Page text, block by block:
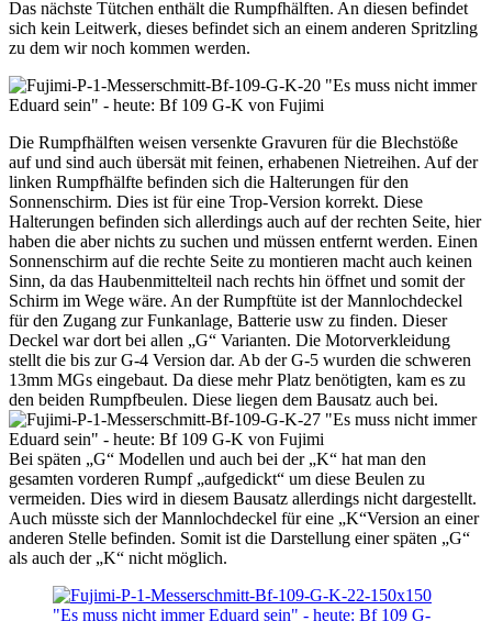
Das nächste Tütchen enthält die Rumpfhälften. An diesen befindet
sich kein Leitwerk, dieses befindet sich an einem anderen Spritzling
zu dem wir noch kommen werden.
Die Rumpfhälften weisen versenkte Gravuren für die Blechstöße
auf und sind auch übersät mit feinen, erhabenen Nietreihen. Auf der
linken Rumpfhälfte befinden sich die Halterungen für den
Sonnenschirm. Dies ist für eine Trop-Version korrekt. Diese
Halterungen befinden sich allerdings auch auf der rechten Seite, hier
haben die aber nichts zu suchen und müssen entfernt werden. Einen
Sonnenschirm auf die rechte Seite zu montieren macht auch keinen
Sinn, da das Haubenmittelteil nach rechts hin öffnet und somit der
Schirm im Wege wäre. An der Rumpftüte ist der Mannlochdeckel
für den Zugang zur Funkanlage, Batterie usw zu finden. Dieser
Deckel war dort bei allen „G“ Varianten. Die Motorverkleidung
stellt die bis zur G-4 Version dar. Ab der G-5 wurden die schweren
13mm MGs eingebaut. Da diese mehr Platz benötigten, kam es zu
den beiden Rumpfbeulen. Diese liegen dem Bausatz auch bei.
Bei späten „G“ Modellen und auch bei der „K“ hat man den
gesamten vorderen Rumpf „aufgedickt“ um diese Beulen zu
vermeiden. Dies wird in diesem Bausatz allerdings nicht dargestellt.
Auch müsste sich der Mannlochdeckel für eine „K“Version an einer
anderen Stelle befinden. Somit ist die Darstellung einer späten „G“
als auch der „K“ nicht möglich.